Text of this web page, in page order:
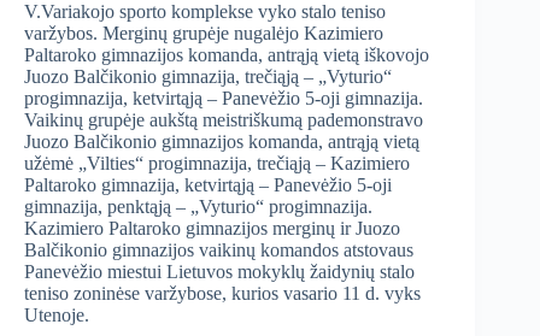
V.Variakojo sporto komplekse vyko stalo teniso
varžybos. Merginų grupėje nugalėjo Kazimiero
Paltaroko gimnazijos komanda, antrąją vietą iškovojo
Juozo Balčikonio gimnazija, trečiąją – „Vyturio“
progimnazija, ketvirtąją – Panevėžio 5-oji gimnazija.
Vaikinų grupėje aukštą meistriškumą pademonstravo
Juozo Balčikonio gimnazijos komanda, antrąją vietą
užėmė „Vilties“ progimnazija, trečiąją – Kazimiero
Paltaroko gimnazija, ketvirtąją – Panevėžio 5-oji
gimnazija, penktąją – „Vyturio“ progimnazija.
Kazimiero Paltaroko gimnazijos merginų ir Juozo
Balčikonio gimnazijos vaikinų komandos atstovaus
Panevėžio miestui Lietuvos mokyklų žaidynių stalo
teniso zoninėse varžybose, kurios vasario 11 d. vyks
Utenoje.